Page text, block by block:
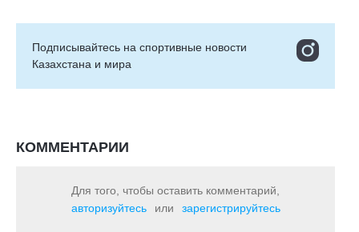
Подписывайтесь на cпортивные новости
Казахстана и мира
КОММЕНТАРИИ
Для того, чтобы оставить комментарий,
авторизуйтесь
или зарегистрируйтесь